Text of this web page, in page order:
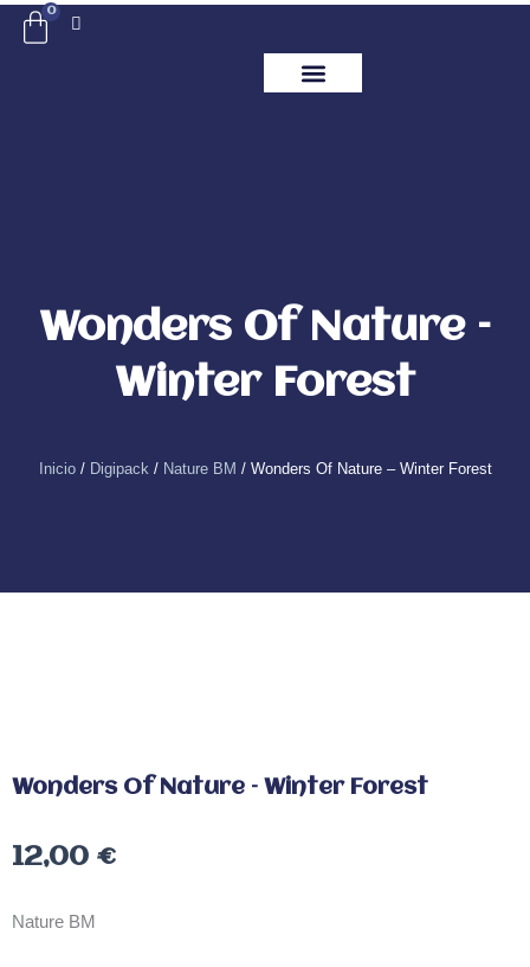
0
Carrito
Wonders Of Nature –
Winter Forest
Inicio/ Digipack/ Nature BM / Wonders Of Nature – Winter Forest
Wonders Of Nature – Winter Forest
12,00 €
Nature BM